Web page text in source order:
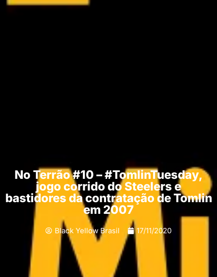
No Terrão #10 – #TomlinTuesday,
jogo corrido do Steelers e
bastidores da contratação de Tomlin
em 2007
Black Yellow Brasil 17/11/2020